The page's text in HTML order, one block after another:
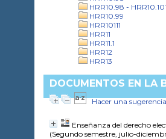
HRR10.98 -
HRR10.99
HRR10111
HRR11
HRR11.1
HRR12
HRR13
DOCUMENTOS EN LA
Hacer una sugerencia
Enseñanza del derecho
(Segundo semestre, julio-